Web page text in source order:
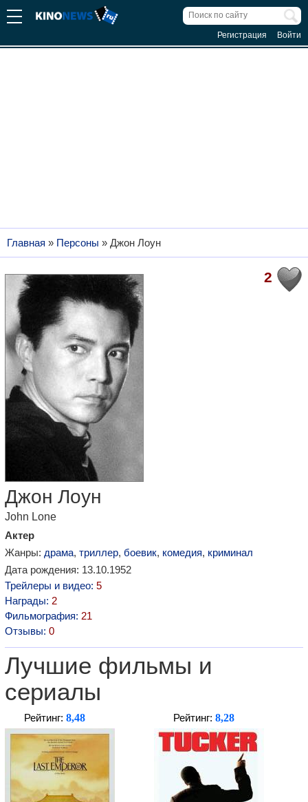
Регистрация Войти
Главная » Персоны » Джон Лоун
2
Джон Лоун
John Lone
Актер
Жанры: драма, триллер, боевик, комедия, криминал
Дата рождения: 13.10.1952
Трейлеры и видео: 5
Награды: 2
Фильмография: 21
Отзывы: 0
Лучшие фильмы и
сериалы
Рейтинг: 8,48 Рейтинг: 8,28